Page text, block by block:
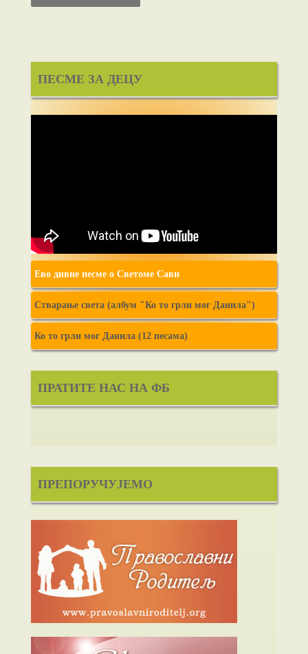
ПЕСМЕ ЗА ДЕЦУ
Ево дивне песме о Светоме Сави
Стварање света (албум "Ко то грли мог Данила")
Ко то грли мог Данила (12 песама)
ПРАТИТЕ НАС НА ФБ
ПРЕПОРУЧУЈЕМО